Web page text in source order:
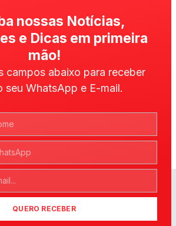
nossas Notícias,
e Dicas em primeira
mão!
campos abaixo para receber
seu WhatsApp e E-mail.
QUERO RECEBER